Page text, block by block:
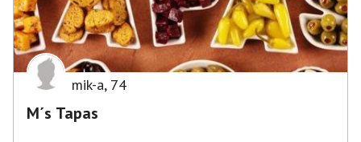
mik-a, 74
M´s Tapas